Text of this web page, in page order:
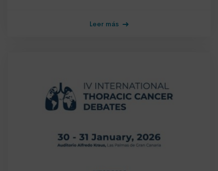
Leer más